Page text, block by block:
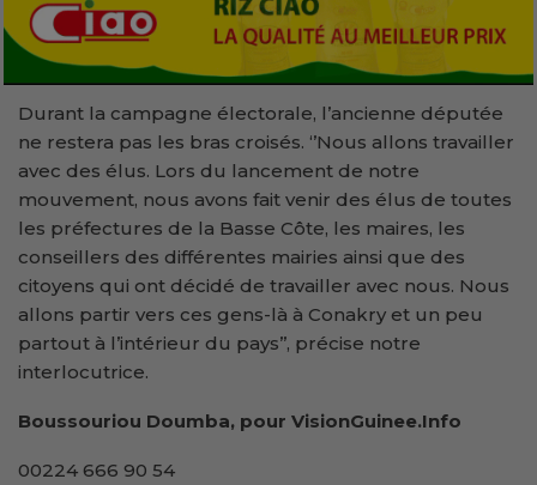
Durant la campagne électorale, l’ancienne députée
ne restera pas les bras croisés. ‘’Nous allons travailler
avec des élus. Lors du lancement de notre
mouvement, nous avons fait venir des élus de toutes
les préfectures de la Basse Côte, les maires, les
conseillers des différentes mairies ainsi que des
citoyens qui ont décidé de travailler avec nous. Nous
allons partir vers ces gens-là à Conakry et un peu
partout à l’intérieur du pays’’, précise notre
interlocutrice.
Boussouriou Doumba, pour VisionGuinee.Info
00224 666 90 54